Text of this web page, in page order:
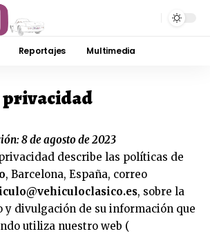
Reportajes Multimedia
privacidad
8 de agosto de 2023
describe las políticas de
, Barcelona, España, correo
, sobre la
y divulgación de su información que
utiliza nuestro web (